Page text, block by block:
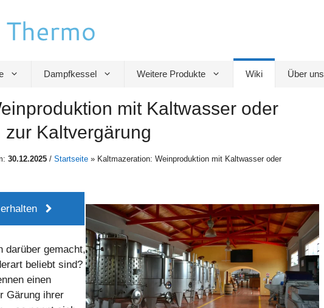
Dampfkessel Weitere Produkte Wiki Über uns
mit Kaltwasser oder
Kaltvergärung
30.12.2025 / Startseite » Kaltmazeration: Weinproduktion mit Kaltwasser oder
darüber gemacht,
beliebt sind?
einen
Gärung ihrer